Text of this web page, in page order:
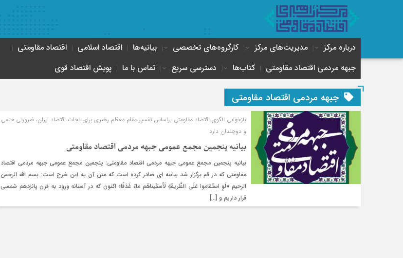
درباره مرکز مدیریت‌های مرکز کارگروه‌های تخصصی بیانیه‌ها اقتصاد اسلامی
اقتصاد مقاومتی
جبهه مردمی اقتصاد مقاومتی
کتاب‌ها دسترسی سریع تماس با ما پویش اقتصاد قوی
جبهه مردمی اقتصاد مقاومتی
بازخوانی الگوی اقتصاد مقاومتی براساس تفسیر مقام ‌معظم رهبری برای نجات اقتصاد ایران، ضرورتی حتمی
و دوچندان دارد
بیانیه پنجمین مجمع عمومی جبهه مردمی اقتصاد مقاومتی
بیانیه پنجمین مجمع عمومی جبهه مردمی اقتصاد مقاومتی: پنجمین مجمع عمومی جبهه مردمی اقتصاد
مقاومتی که در قم برگزار شد بیانیه ای صادر کرده است که متن آن به این شرح است: بسم الله الرحمن
الرحیم «لَوِ استَقاموا عَلَی الطَّریقَةِ لَأَسقَیناهُم ماءً غَدَقًا» اکنون که در آستانه ورود به قرن پانزدهم شمسی
قرار داریم و […]